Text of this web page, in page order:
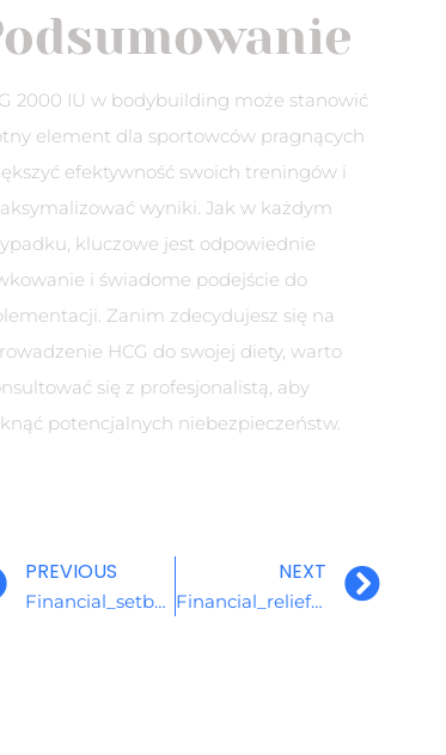
2000 IU w bodybuilding może stanowić
element dla sportowców pragnących
efektywność swoich treningów i
wyniki. Jak w każdym
kluczowe jest odpowiednie
i świadome podejście do
Zanim zdecydujesz się na
HCG do swojej diety, warto
się z profesjonalistą, aby
potencjalnych niebezpieczeństw.
PREVIOUS
Financial_setbacks_and_pay_day_loans_provide_temporary_relief_during_emergencies
NEXT
Financial_relief_awaits_explore_your_options_with_pay_day_loans_today